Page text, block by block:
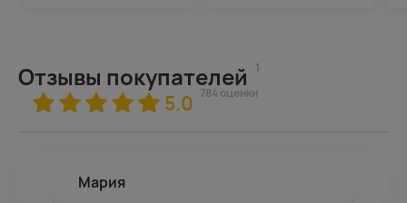
Отзывы покупателей 1
5.0 784 оценки
Мария